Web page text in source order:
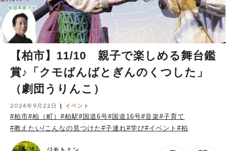
【柏市】11/10 親子で楽しめる舞台鑑
賞♪「クモばんばとぎんのくつした」
（劇団うりんこ）
2024年9月22日 イベント
#柏市#柏（町） #柏駅#国道6号#国道16号#音楽#子育て
#教えたい/こんなの見つけた#子連れ#学び#イベント #柏